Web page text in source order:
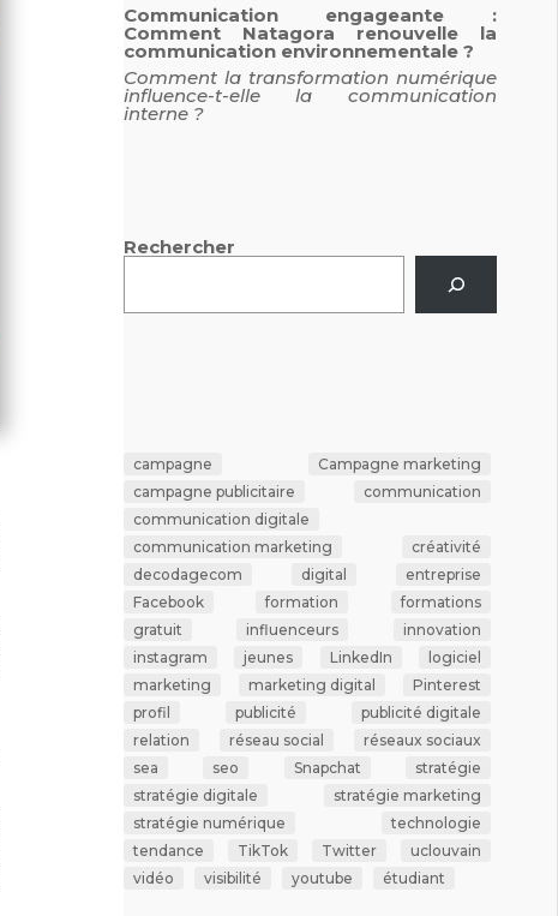
Communication engageante :
Comment Natagora renouvelle la
communication environnementale ?
Comment la transformation numérique
influence-t-elle la communication
interne ?
Rechercher
campagne
Campagne marketing
campagne publicitaire
communication
communication digitale
communication marketing
créativité
decodagecom
digital
entreprise
Facebook
formation
formations
gratuit
influenceurs
innovation
instagram
jeunes LinkedIn
logiciel
marketing
marketing digital
Pinterest
profil
publicité
publicité digitale
relation
réseau social
réseaux sociaux
sea
seo Snapchat
stratégie
stratégie digitale
stratégie marketing
stratégie numérique
technologie
tendance
TikTok Twitter
uclouvain
vidéo
visibilité youtube étudiant